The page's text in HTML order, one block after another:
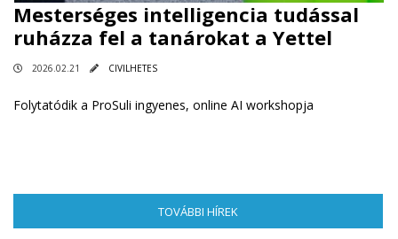
Mesterséges intelligencia tudással
ruházza fel a tanárokat a Yettel
2026.02.21 CIVILHETES
Folytatódik a ProSuli ingyenes, online AI workshopja
TOVÁBBI HÍREK